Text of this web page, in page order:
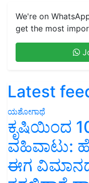
get the most
ಯಶೋಗಾಥೆ
ಕೃಷಿಯಿಂದ
ವಹಿವಾಟು:
ಈಗ ವಿಮಾನದ
ತರಲಿದ್ದಾರೆ